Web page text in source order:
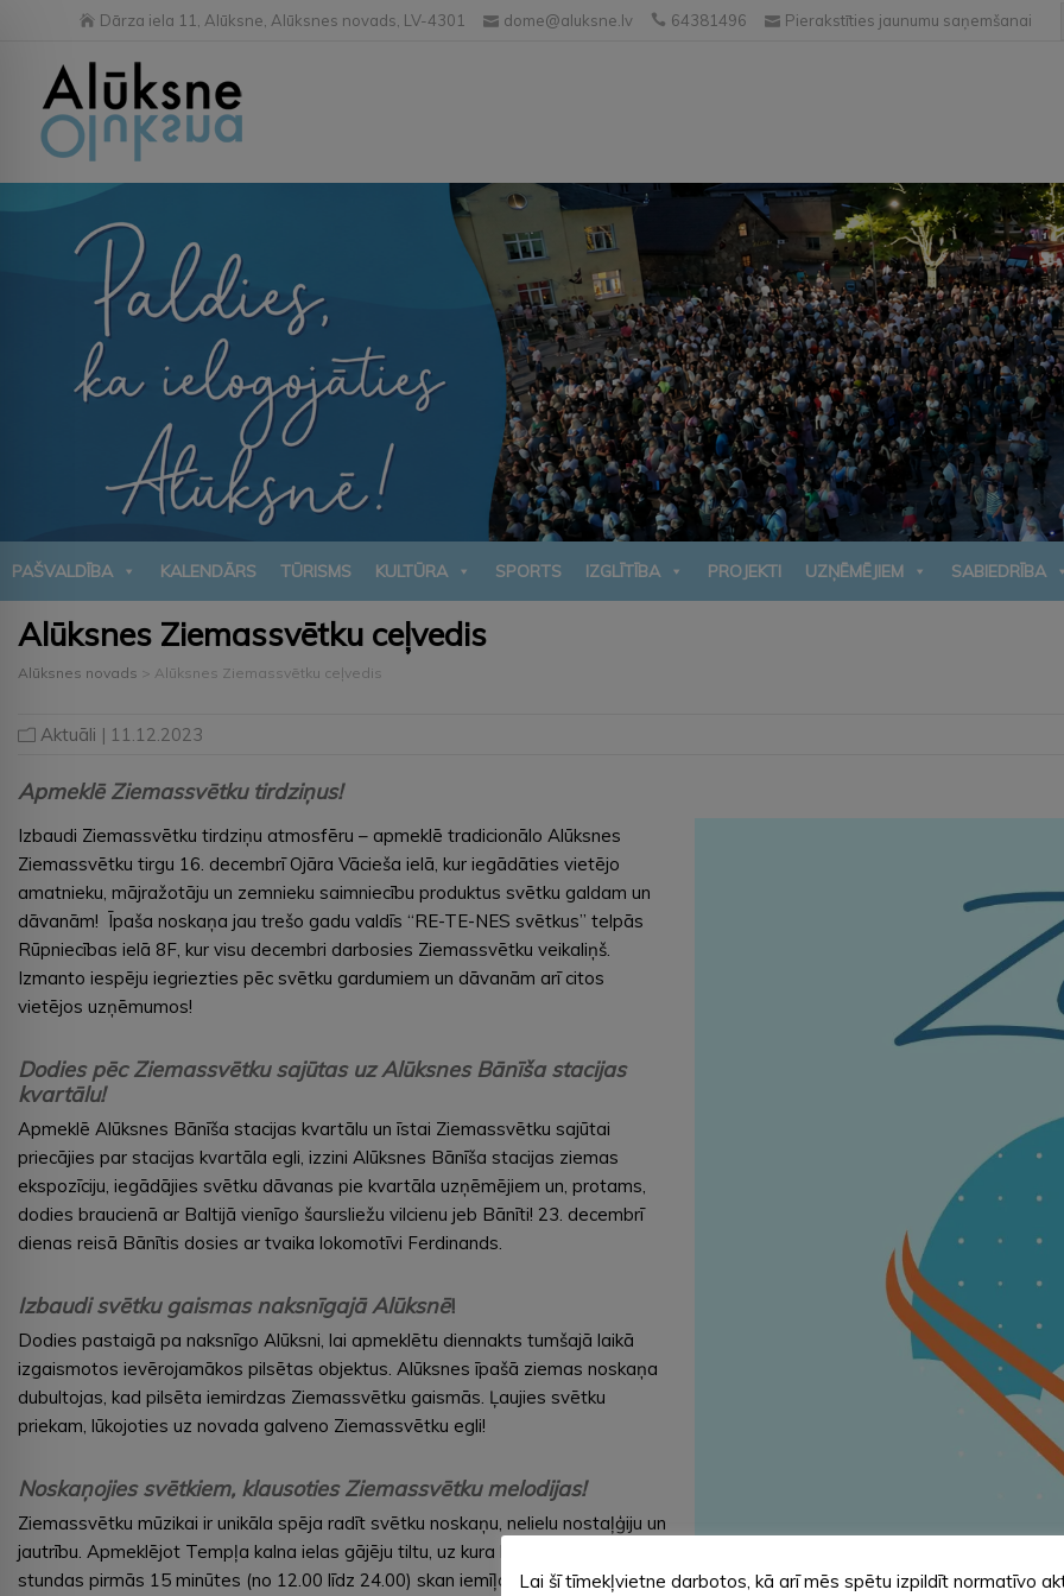
Dārza iela 11, Alūksne, Alūksnes novads, LV-4301 dome@aluksne.lv 64381496 Pierakstīties jaunumu saņemšanai
PAŠVALDĪBA KALENDĀRS TŪRISMS KULTŪRA SPORTS IZGLĪTĪBA PROJEKTI UZŅĒMĒJIEM SABIEDRĪBA
Alūksnes Ziemassvētku ceļvedis
Alūksnes novads > Alūksnes Ziemassvētku ceļvedis
Aktuāli | 11.12.2023
Apmeklē Ziemassvētku tirdziņus!
Izbaudi Ziemassvētku tirdziņu atmosfēru – apmeklē tradicionālo Alūksnes
Ziemassvētku tirgu 16. decembrī Ojāra Vācieša ielā, kur iegādāties vietējo
amatnieku, mājražotāju un zemnieku saimniecību produktus svētku galdam un
dāvanām! Īpaša noskaņa jau trešo gadu valdīs “RE-TE-NES svētkus” telpās
Rūpniecības ielā 8F, kur visu decembri darbosies Ziemassvētku veikaliņš.
Izmanto iespēju iegriezties pēc svētku gardumiem un dāvanām arī citos
vietējos uzņēmumos!
Dodies pēc Ziemassvētku sajūtas uz Alūksnes Bānīša stacijas
kvartālu!
Apmeklē Alūksnes Bānīša stacijas kvartālu un īstai Ziemassvētku sajūtai
priecājies par stacijas kvartāla egli, izzini Alūksnes Bānīša stacijas ziemas
ekspozīciju, iegādājies svētku dāvanas pie kvartāla uzņēmējiem un, protams,
dodies braucienā ar Baltijā vienīgo šaursliežu vilcienu jeb Bānīti! 23. decembrī
dienas reisā Bānītis dosies ar tvaika lokomotīvi Ferdinands.
Izbaudi svētku gaismas naksnīgajā Alūksnē!
Dodies pastaigā pa naksnīgo Alūksni, lai apmeklētu diennakts tumšajā laikā
izgaismotos ievērojamākos pilsētas objektus. Alūksnes īpašā ziemas noskaņa
dubultojas, kad pilsēta iemirdzas Ziemassvētku gaismās. Ļaujies svētku
priekam, lūkojoties uz novada galveno Ziemassvētku egli!
Noskaņojies svētkiem, klausoties Ziemassvētku melodijas!
Ziemassvētku mūzikai ir unikāla spēja radīt svētku noskaņu, nelielu nostaļģiju un
jautrību. Apmeklējot Tempļa kalna ielas gājēju tiltu, uz kura katras apaļas
stundas pirmās 15 minūtes (no 12.00 līdz 24.00) skan iemīļotas un populārasLai šī tīmekļvietne darbotos, kā arī mēs spētu izpildīt normatīvo